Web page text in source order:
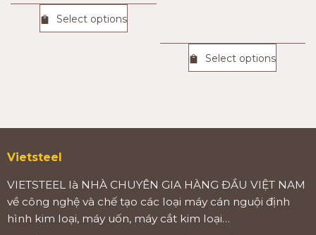
Select options
Select options
Vietsteel
VIETSTEEL là NHÀ CHUYÊN GIA HÀNG ĐẦU VIỆT NAM
về công nghệ và chế tạo các loại máy cán nguội định
hình kim loại, máy uốn, máy cắt kim loại…